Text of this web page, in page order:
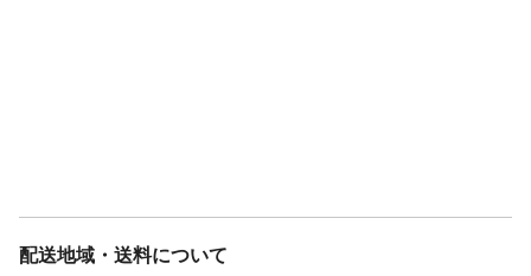
配送地域・送料について